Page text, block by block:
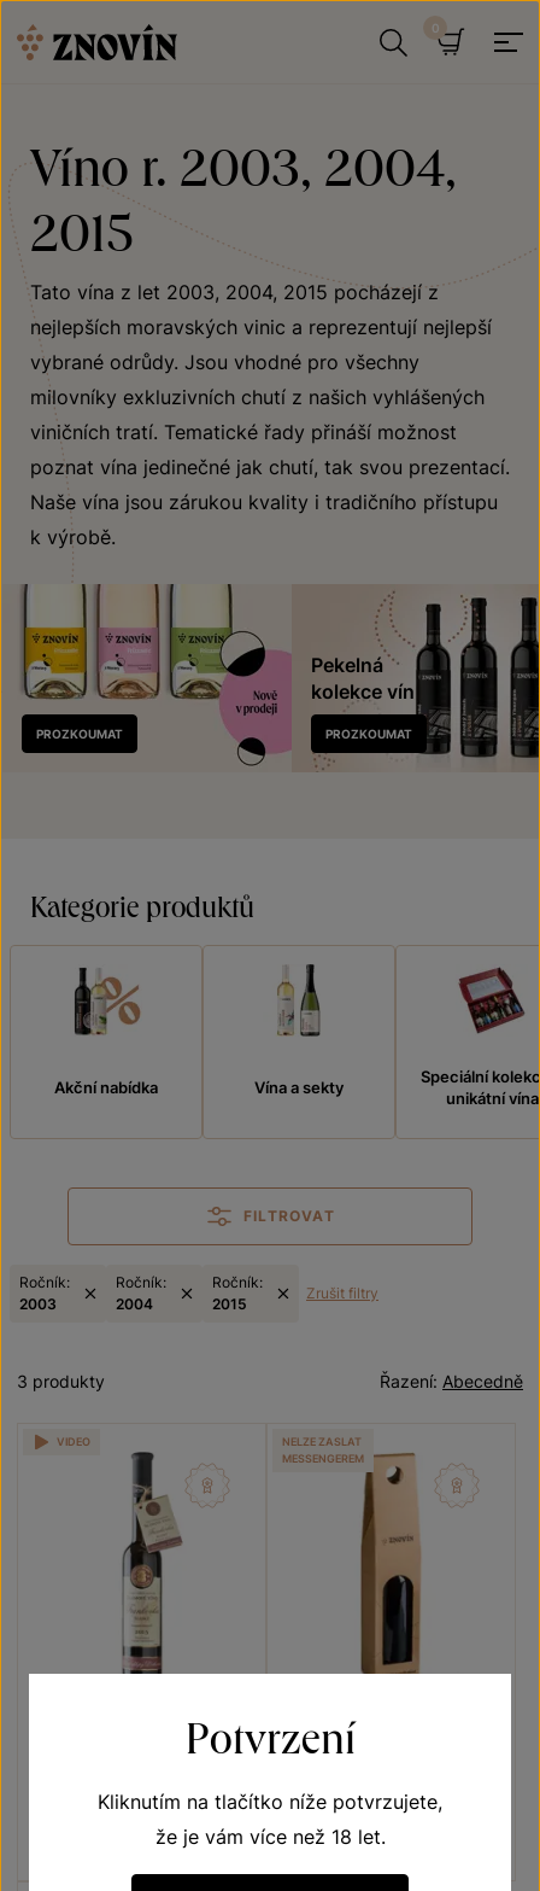
Víno r. 2003, 2004,
2015
Tato vína z let 2003, 2004, 2015 pocházejí z
nejlepších moravských vinic a reprezentují nejlepší
vybrané odrůdy. Jsou vhodné pro všechny
milovníky exkluzivních chutí z našich vyhlášených
viničních tratí. Tematické řady přináší možnost
poznat vína jedinečné jak chutí, tak svou prezentací.
Naše vína jsou zárukou kvality i tradičního přístupu
k výrobě.
Nově
v prodeji
PROZKOUMAT
Pekelná
kolekce vín
PROZKOUMAT
Kategorie produktů
Akční nabídka Vína a sekty
Speciální
unikátní vína
FILTROVAT
Ročník:
2003
Ročník:
2004
Ročník:
2015
Zrušit filtry
Abecedně
Řazení:
3 produkty
Lechovice
slámové víno 2015
Šarže 1526
VIDEO
Rulandské modré
výběr z hroznů 2015
Šarže 5093
NELZE ZASLAT
MESSENGEREM
Potvrzení
Kliknutím na tlačítko níže potvrzujete,
že je vám více než 18 let.